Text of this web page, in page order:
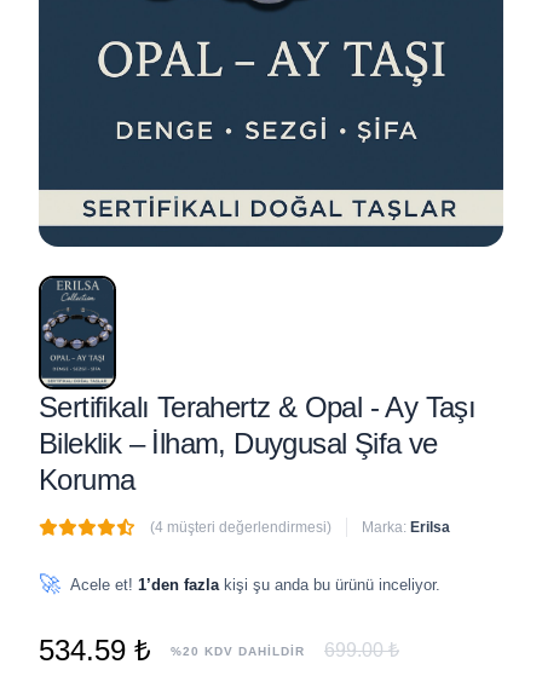
Sertifikalı Terahertz & Opal - Ay Taşı
Bileklik – İlham, Duygusal Şifa ve
Koruma
(4 müşteri değerlendirmesi) Marka: Erilsa
🚀 Acele et! 1’den fazla kişi şu anda bu ürünü inceliyor.
534.59 ₺ %20 KDV DAHİLDİR 699.00 ₺